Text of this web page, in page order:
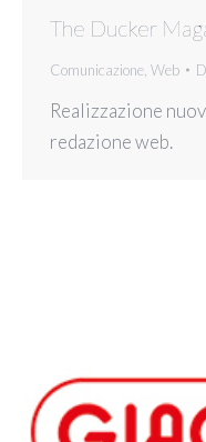
The Ducker
Comunicazione Web
Realizzazione
redazione web.